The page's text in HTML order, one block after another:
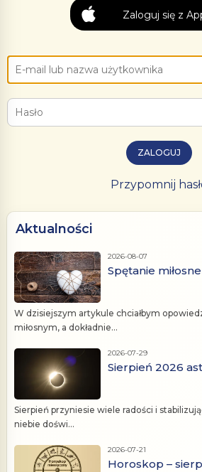
Zaloguj się z
ZALOGUJ
Przypomnij
Aktualności
2026-08-07
Spętanie
W dzisiejszym artykule chciałbym
miłosnym, a dokładnie...
2026-07-29
Sierpień 2026
Sierpień przyniesie wiele radości i
niebie doświ...
2026-07-21
Horoskop –